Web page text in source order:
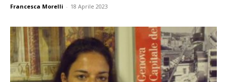
Francesca Morelli - 18 Aprile 2023